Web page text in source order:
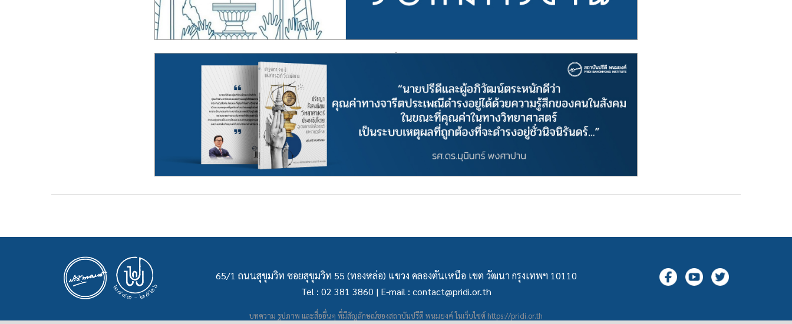
65/1 ถนนสุขุมวิท ซอยสุขุมวิท 55 (ทองหล่อ) แขวง คลองตันเหนือ เขต วัฒนา กรุงเทพฯ 10110
Tel : 02 381 3860 | E-mail : contact@pridi.or.th
บทความ รูปภาพ และสื่ออื่นๆ ที่มีสัญลักษณ์ของสถาบันปรีดี พนมยงค์ ในเว็บไซต์ https://pridi.or.th